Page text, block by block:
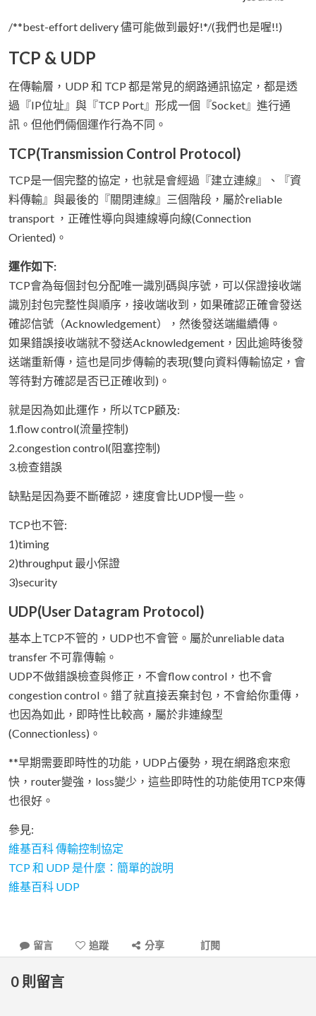
/**best-effort delivery 儘可能做到最好!*/(我們也是喔!!)
TCP & UDP
在傳輸層，UDP 和 TCP 都是常見的網路通訊協定，都是透
過『IP位址』與『TCP Port』形成一個『Socket』進行通
訊。但他們倆個運作行為不同。
TCP(Transmission Control Protocol)
TCP是一個完整的協定，也就是會經過『建立連線』、『資
料傳輸』與最後的『關閉連線』三個階段，屬於reliable
transport ，正確性導向與連線導向線(Connection
Oriented)。
運作如下:
TCP會為每個封包分配唯一識別碼與序號，可以保證接收端
識別封包完整性與順序，接收端收到，如果確認正確會發送
確認信號（Acknowledgement），然後發送端繼續傳。
如果錯誤接收端就不發送Acknowledgement，因此逾時後發
送端重新傳，這也是同步傳輸的表現(雙向資料傳輸協定，會
等待對方確認是否已正確收到)。
就是因為如此運作，所以TCP顧及:
1.flow control(流量控制)
2.congestion control(阻塞控制)
3.檢查錯誤
缺點是因為要不斷確認，速度會比UDP慢一些。
TCP也不管:
1)timing
2)throughput 最小保證
3)security
UDP(User Datagram Protocol)
基本上TCP不管的，UDP也不會管。屬於unreliable data
transfer 不可靠傳輸。
UDP不做錯誤檢查與修正，不會flow control，也不會
congestion control。錯了就直接丟棄封包，不會給你重傳，
也因為如此，即時性比較高，屬於非連線型
(Connectionless)。
**早期需要即時性的功能，UDP占優勢，現在網路愈來愈
快，router變強，loss變少，這些即時性的功能使用TCP來傳
也很好。
參見:
維基百科 傳輸控制協定
TCP 和 UDP 是什麼：簡單的說明
維基百科 UDP
留言 追蹤 分享 訂閱
0 則留言